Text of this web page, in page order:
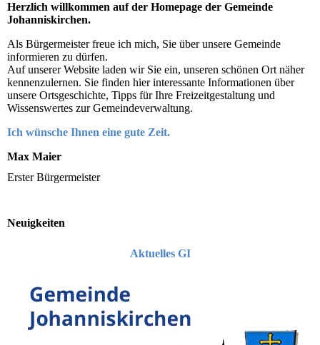
Herzlich willkommen auf der Homepage der Gemeinde
Johanniskirchen.
Als Bürgermeister freue ich mich, Sie über unsere Gemeinde
informieren zu dürfen.
Auf unserer Website laden wir Sie ein, unseren schönen Ort näher
kennenzulernen. Sie finden hier interessante Informationen über
unsere Ortsgeschichte, Tipps für Ihre Freizeitgestaltung und
Wissenswertes zur Gemeindeverwaltung.
Ich wünsche Ihnen eine gute Zeit.
Max Maier
Erster Bürgermeister
Neuigkeiten
Aktuelles GI